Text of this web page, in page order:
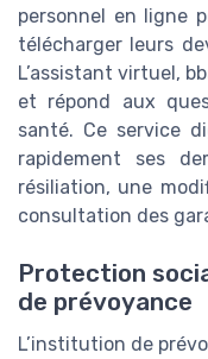
personnel en ligne
télécharger leurs
L’assistant virtuel,
et répond aux
santé. Ce service
rapidement ses
résiliation, une
consultation des
Protection
de prévoyance
L’institution de